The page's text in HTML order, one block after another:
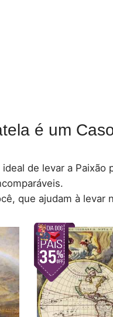
é um
de levar a
que ajudam à levar